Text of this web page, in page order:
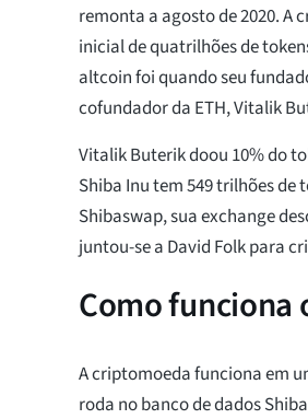
remonta a agosto de 2020.
inicial de quatrilhões de
altcoin foi quando seu
cofundador da ETH, Vitalik
Vitalik Buterik doou 10% do
Shiba Inu tem 549 trilhões de
Shibaswap, sua exchange
juntou-se a David Folk para
Como funciona
A criptomoeda funciona em
roda no banco de dados